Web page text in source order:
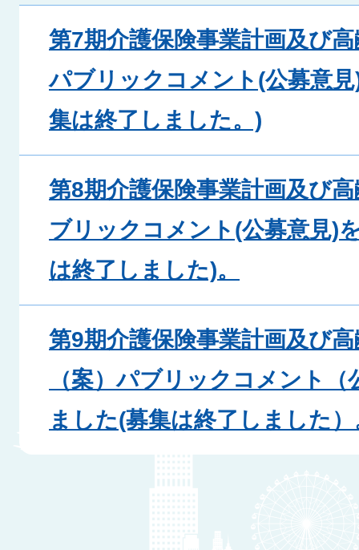
第7期介護保険事業計画及び
パブリックコメント(公募意
集は終了しました。)
第8期介護保険事業計画及び
ブリックコメント(公募意見)
は終了しました)。
第9期介護保険事業計画及び
（案）パブリックコメント
ました(募集は終了しました）